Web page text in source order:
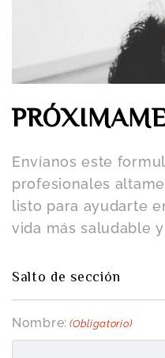
Envíanos este
profesionales
listo para ayudarte
vida más saludable
Salto de sección
Nombre: (Obligatorio)